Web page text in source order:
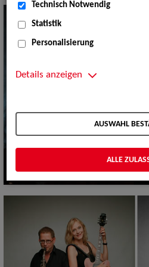
Technisch Notwendig
Statistik
Personalisierung
Details anzeigen
AUSWAHL
ALLE